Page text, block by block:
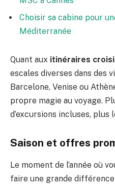
Choisir sa cabine pour
Méditerranée
Quant aux itinéraires
escales diverses dans des
Barcelone, Venise ou
propre magie au voyage.
d’excursions incluses, plus
Saison et offres
Le moment de l’année où
faire une grande